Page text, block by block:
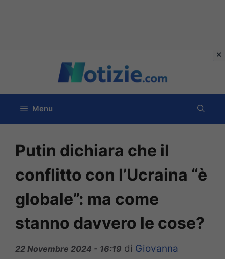
contenuto
Menu
Putin dichiara che il
conflitto con l’Ucraina “è
globale”: ma come
stanno davvero le cose?
22 Novembre 2024 - 16:19 di Giovanna